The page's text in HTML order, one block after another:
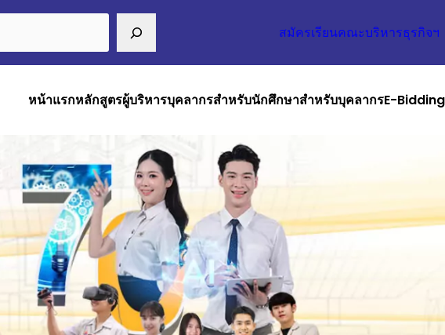
สมัครเรียนคณะบริหารธุรกิจฯ
หน้าแรกหลักสูตรผู้บริหารบุคลากรสำหรับนักศึกษาสำหรับบุคลากรE-Bidding